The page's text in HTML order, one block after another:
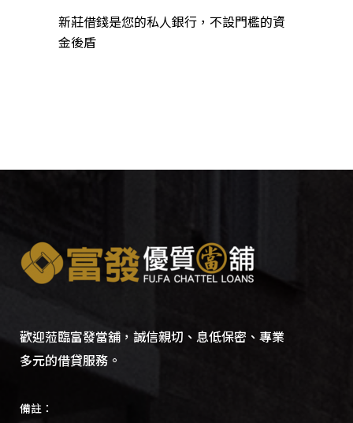
新莊借錢是您的私人銀行，不設門檻的資
金後盾
歡迎蒞臨富發當舖，誠信親切、息低保密、專業
多元的借貸服務。
備註：